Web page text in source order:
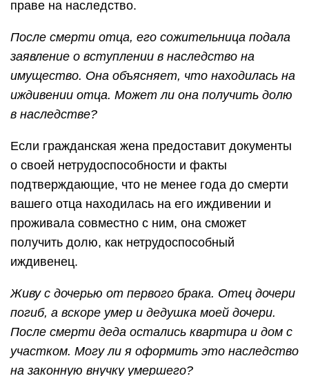
праве на наследство.
После смерти отца, его сожительница подала
заявление о вступлении в наследство на
имущество. Она объясняет, что находилась на
иждивении отца. Может ли она получить долю
в наследстве?
Если гражданская жена предоставит документы
о своей нетрудоспособности и факты
подтверждающие, что не менее года до смерти
вашего отца находилась на его иждивении и
проживала совместно с ним, она сможет
получить долю, как нетрудоспособный
иждивенец.
Живу с дочерью от первого брака. Отец дочери
погиб, а вскоре умер и дедушка моей дочери.
После смерти деда остались квартира и дом с
участком. Могу ли я оформить это наследство
на законную внучку умершего?